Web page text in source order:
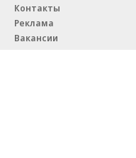
Контакты
Реклама
Вакансии